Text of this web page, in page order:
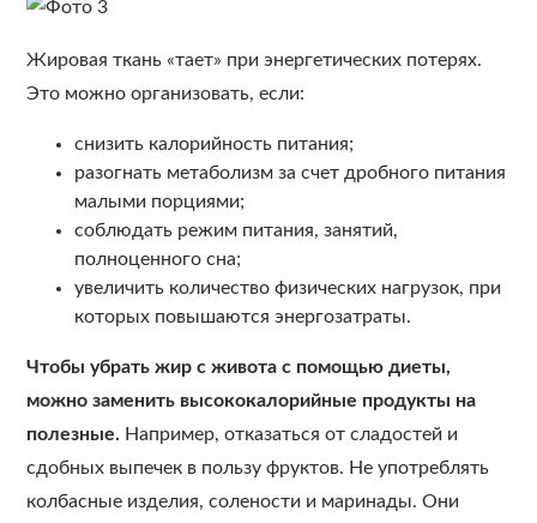
Жировая ткань «тает» при энергетических потерях.
Это можно организовать, если:
снизить калорийность питания;
разогнать метаболизм за счет дробного питания
малыми порциями;
соблюдать режим питания, занятий,
полноценного сна;
увеличить количество физических нагрузок, при
которых повышаются энергозатраты.
Чтобы убрать жир с живота с помощью диеты,
можно заменить высококалорийные продукты на
полезные. Например, отказаться от сладостей и
сдобных выпечек в пользу фруктов. Не употреблять
колбасные изделия, солености и маринады. Они